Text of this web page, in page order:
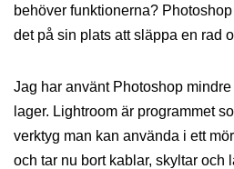
behöver funktionerna?
det på sin plats att släppa en rad
Jag har använt Photoshop
lager. Lightroom är programmet
verktyg man kan använda i ett
och tar nu bort kablar, skyltar och